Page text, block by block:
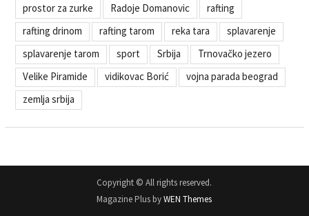
prostor za zurke
Radoje Domanovic
rafting
rafting drinom
rafting tarom reka tara
splavarenje
splavarenje tarom
sport Srbija
Trnovačko jezero
Velike Piramide
vidikovac Borić
vojna parada beograd
zemlja srbija
Copyright © All rights reserved.
Magazine Plus byWEN Themes